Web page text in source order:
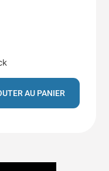
AU PANIER